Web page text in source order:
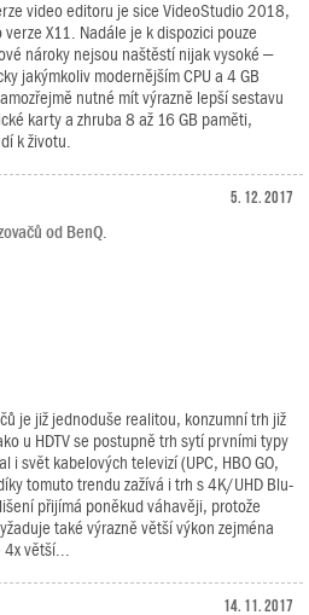
video editoru je sice VideoStudio 2018,
X11. Nadále je k dispozici pouze
nároky nejsou naštěstí nijak vysoké –
jakýmkoliv modernějším CPU a 4 GB
nutné mít výrazně lepší sestavu
karty a zhruba 8 až 16 GB paměti,
k životu.
5. 12. 2017
od BenQ.
je již jednoduše realitou, konzumní trh již
u HDTV se postupně trh sytí prvními typy
i svět kabelových televizí (UPC, HBO GO,
tomuto trendu zažívá i trh s 4K/UHD Blu-
přijímá poněkud váhavěji, protože
také výrazně větší výkon zejména
větší...
14. 11. 2017